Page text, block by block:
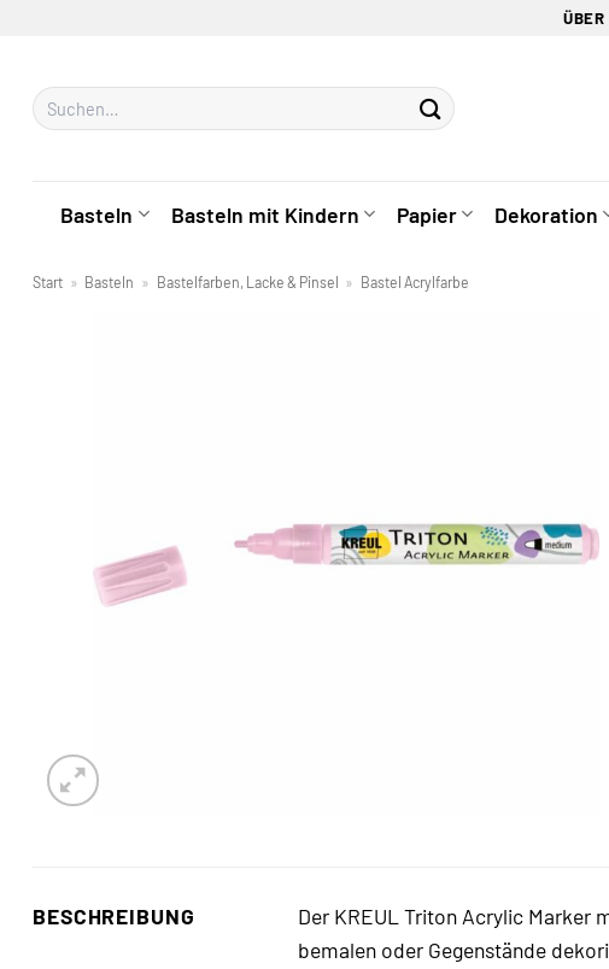
springen
Suchen
nach:
Basteln Basteln mit Kindern Papier Dekoration
Start » Basteln » Bastelfarben, Lacke & Pinsel » Bastel Acrylfarbe
BESCHREIBUNG
Der KREUL Triton Acrylic Marker
bemalen oder Gegenstände